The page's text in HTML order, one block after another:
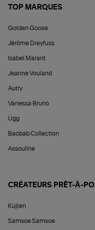
TOP MARQUES
Golden Goose
Jérôme Dreyfuss
Isabel Marant
Jeanne Vouland
Autry
Vanessa Bruno
Ugg
Baobab Collection
Assouline
CRÉATEURS PRÊT-À-
Kujten
Samsoe Samsoe